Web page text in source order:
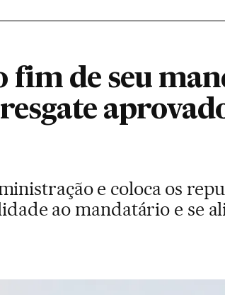
de seu
e coloca os
ao mandatário e se